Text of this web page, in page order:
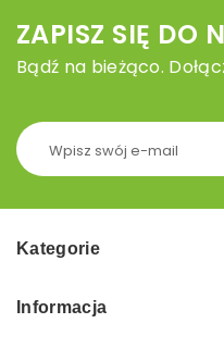
ZAPISZ SIĘ DO
Bądź na bieżąco.
Kategorie
Informacja